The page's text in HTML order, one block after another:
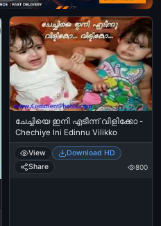
ചേച്ചിയെ ഇനി എടീന്ന് വിളിക്കോ -
Chechiye Ini Edinnu Vilikko
View
Download HD
Share
800